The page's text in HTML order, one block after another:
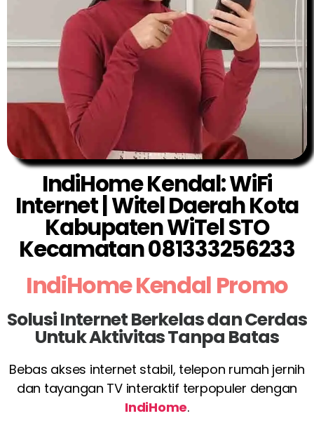
IndiHome Kendal: WiFi
Internet | Witel Daerah Kota
Kabupaten WiTel STO
Kecamatan 081333256233
IndiHome Kendal Promo
Solusi Internet Berkelas dan Cerdas
Untuk Aktivitas Tanpa Batas
Bebas akses internet stabil, telepon rumah jernih
dan tayangan TV interaktif terpopuler dengan
IndiHome.